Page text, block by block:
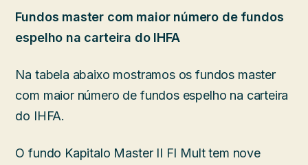
Fundos master com maior número de fundos
espelho na carteira do IHFA
Na tabela abaixo mostramos os fundos master
com maior número de fundos espelho na carteira
do IHFA.
O fundo Kapitalo Master II FI Mult tem nove